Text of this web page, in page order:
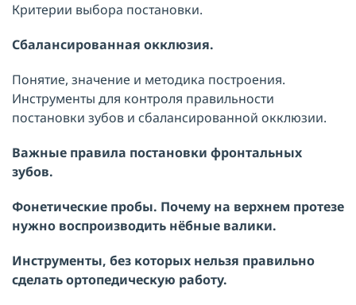
Критерии выбора постановки.
Сбалансированная окклюзия.
Понятие, значение и методика построения.
Инструменты для контроля правильности
постановки зубов и сбалансированной окклюзии.
Важные правила постановки фронтальных
зубов.
Фонетические пробы. Почему на верхнем протезе
нужно воспроизводить нёбные валики.
Инструменты, без которых нельзя правильно
сделать ортопедическую работу.